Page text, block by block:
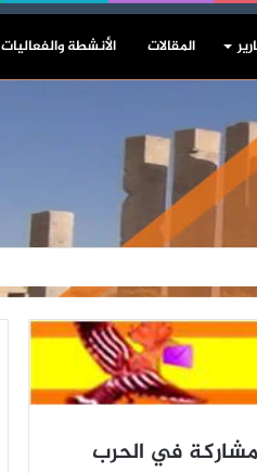
المقالات الأنشطة والفعاليات
في الحرب